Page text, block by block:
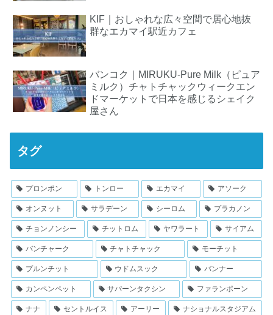
KIF｜おしゃれな広々空間で居心地抜
群なエカマイ駅近カフェ
バンコク｜MIRUKU-Pure Milk（ピュア
ミルク）チャトチャックウィークエン
ドマーケットで日本を感じるシェイク
屋さん
タグ
プロンポン トンロー エカマイ アソーク
オンヌット サラデーン シーロム プラカノン
チョンノンシー チットロム ヤワラート サイアム
バンチャーク チャトチャック モーチット
プルンチット ウドムスック バンナー
カンペンペット サパーンタクシン ファランポーン
ナナ セントルイス アーリー ナショナルスタジアム